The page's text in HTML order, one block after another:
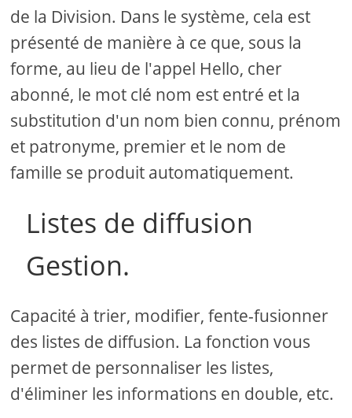
de la Division. Dans le système, cela est
présenté de manière à ce que, sous la
forme, au lieu de l'appel Hello, cher
abonné, le mot clé nom est entré et la
substitution d'un nom bien connu, prénom
et patronyme, premier et le nom de
famille se produit automatiquement.
Listes de diffusion
Gestion.
Capacité à trier, modifier, fente-fusionner
des listes de diffusion. La fonction vous
permet de personnaliser les listes,
d'éliminer les informations en double, etc.